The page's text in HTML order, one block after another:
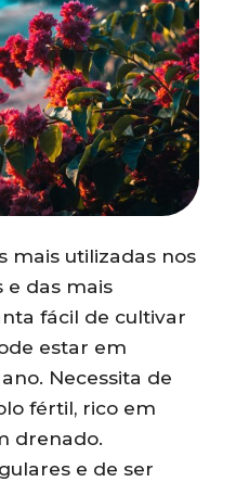
mais utilizadas nos
e das mais
fácil de cultivar
estar em
Necessita de
fértil, rico em
drenado.
e de ser